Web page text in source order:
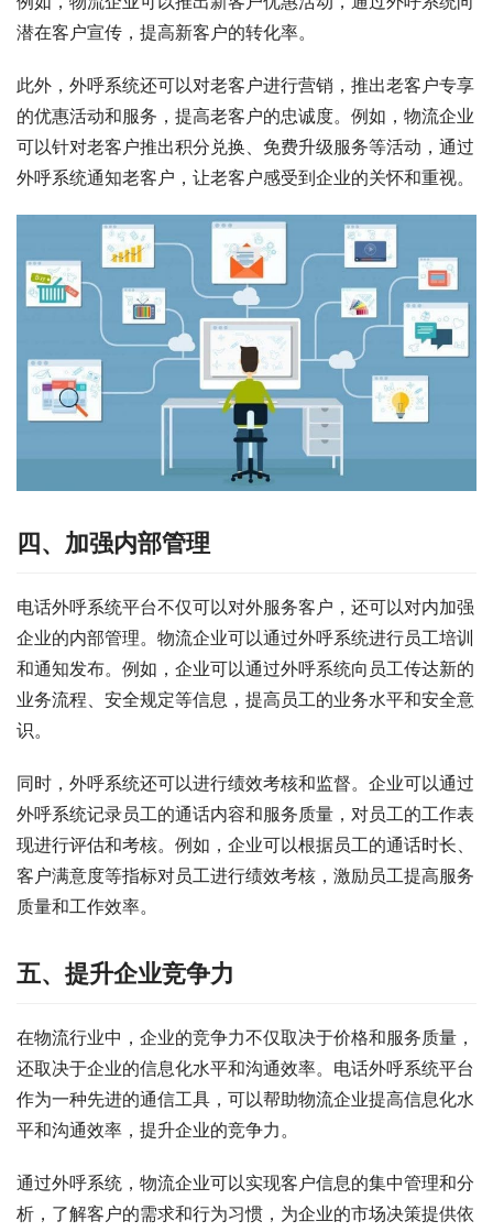
潜在客户宣传，提高新客户的转化率。
此外，外呼系统还可以对老客户进行营销，推出老客户专享
的优惠活动和服务，提高老客户的忠诚度。例如，物流企业
可以针对老客户推出积分兑换、免费升级服务等活动，通过
外呼系统通知老客户，让老客户感受到企业的关怀和重视。
四、加强内部管理
电话外呼系统平台不仅可以对外服务客户，还可以对内加强
企业的内部管理。物流企业可以通过外呼系统进行员工培训
和通知发布。例如，企业可以通过外呼系统向员工传达新的
业务流程、安全规定等信息，提高员工的业务水平和安全意
识。
同时，外呼系统还可以进行绩效考核和监督。企业可以通过
外呼系统记录员工的通话内容和服务质量，对员工的工作表
现进行评估和考核。例如，企业可以根据员工的通话时长、
客户满意度等指标对员工进行绩效考核，激励员工提高服务
质量和工作效率。
五、提升企业竞争力
在物流行业中，企业的竞争力不仅取决于价格和服务质量，
还取决于企业的信息化水平和沟通效率。电话外呼系统平台
作为一种先进的通信工具，可以帮助物流企业提高信息化水
平和沟通效率，提升企业的竞争力。
通过外呼系统，物流企业可以实现客户信息的集中管理和分
析，了解客户的需求和行为习惯，为企业的市场决策提供依